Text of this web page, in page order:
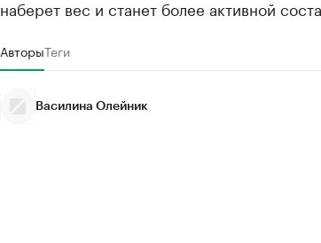
наберет вес и станет более активной
АвторыТеги
Василина Олейник